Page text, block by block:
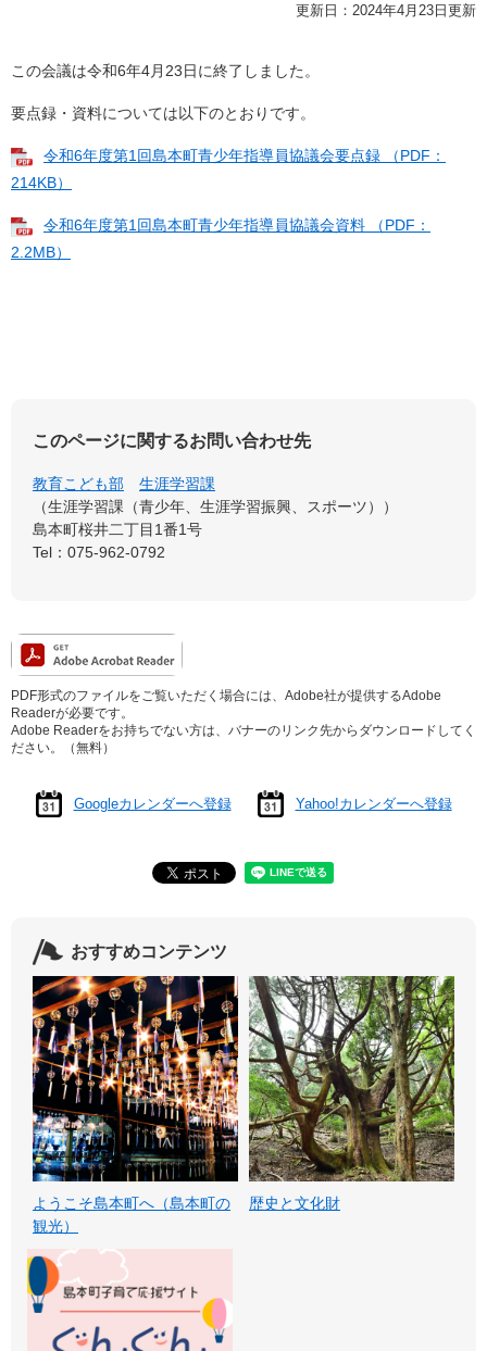
更新日：2024年4月23日更新
この会議は令和6年4月23日に終了しました。
要点録・資料については以下のとおりです。
令和6年度第1回島本町青少年指導員協議会要点録 （PDF：
214KB）
令和6年度第1回島本町青少年指導員協議会資料 （PDF：
2.2MB）
このページに関するお問い合わせ先
教育こども部
生涯学習課
生涯学習課（青少年、生涯学習振興、スポーツ）
島本町桜井二丁目1番1号
Tel：075-962-0792
PDF形式のファイルをご覧いただく場合には、Adobe社が提供するAdobe
Readerが必要です。
Adobe Readerをお持ちでない方は、バナーのリンク先からダウンロードしてく
ださい。（無料）
Googleカレンダーへ登録 Yahoo!カレンダーへ登録
おすすめコンテンツ
ようこそ島本町へ（島本町の
観光）
歴史と文化財